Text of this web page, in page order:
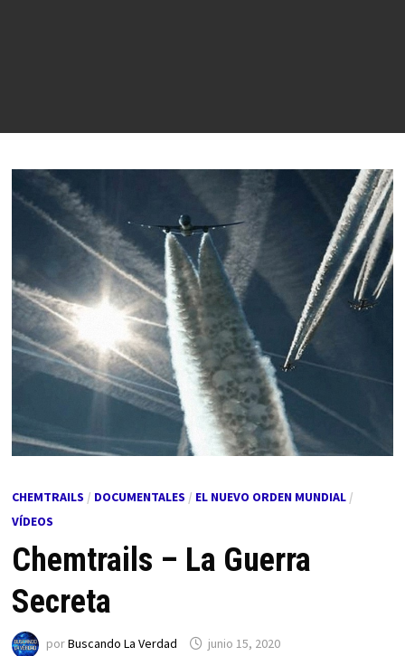
CHEMTRAILS / DOCUMENTALES / EL NUEVO ORDEN MUNDIAL/
VÍDEOS
Chemtrails – La Guerra
Secreta
porBuscando La Verdad junio 15, 2020